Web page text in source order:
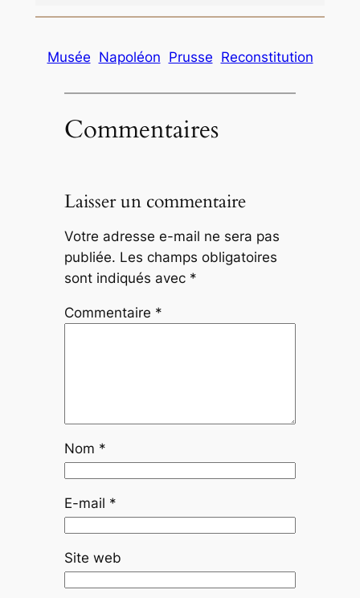
Musée Napoléon Prusse Reconstitution
Commentaires
Laisser un commentaire
Votre adresse e-mail ne sera pas
publiée. Les champs obligatoires
sont indiqués avec *
Commentaire *
Nom *
E-mail *
Site web